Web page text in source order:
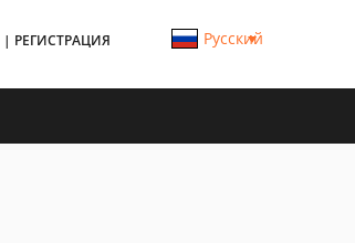
| РЕГИСТРАЦИЯ Русский